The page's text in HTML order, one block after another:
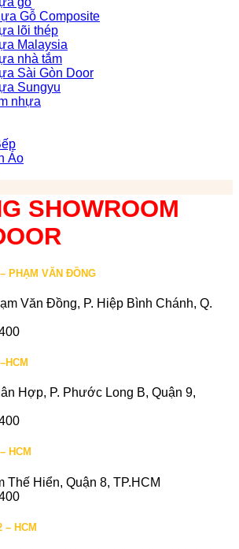
Gỗ Composite
lõi thép
Malaysia
nhà tắm
Sài Gòn Door
Sungyu
nhựa
Áo
SHOWROOM
PHẠM VĂN ĐỒNG
Văn Đồng, P. Hiệp Bình Chánh, Q.
Hợp, P. Phước Long B, Quận 9,
HCM
Thế Hiển, Quận 8, TP.HCM
– HCM